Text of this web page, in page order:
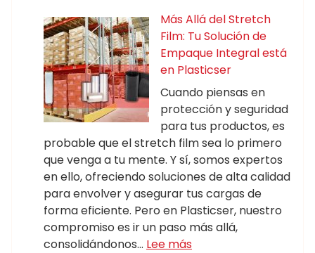
Más Allá del Stretch
Film: Tu Solución de
Empaque Integral está
en Plasticser
Cuando piensas en
protección y seguridad
para tus productos, es
probable que el stretch film sea lo primero
que venga a tu mente. Y sí, somos expertos
en ello, ofreciendo soluciones de alta calidad
para envolver y asegurar tus cargas de
forma eficiente. Pero en Plasticser, nuestro
compromiso es ir un paso más allá,
consolidándonos… Lee más